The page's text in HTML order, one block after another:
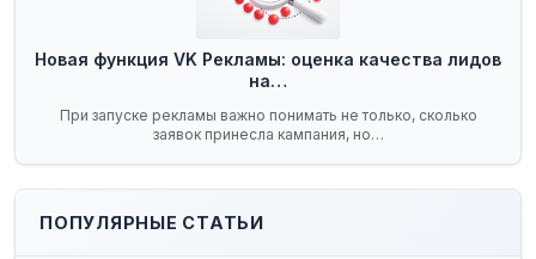
Новая функция VK Рекламы: оценка качества лидов
на…
При запуске рекламы важно понимать не только, сколько
заявок принесла кампания, но…
ПОПУЛЯРНЫЕ СТАТЬИ